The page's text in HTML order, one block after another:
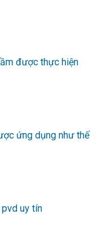
được thực hiện
ứng dụng như thế
uy tín